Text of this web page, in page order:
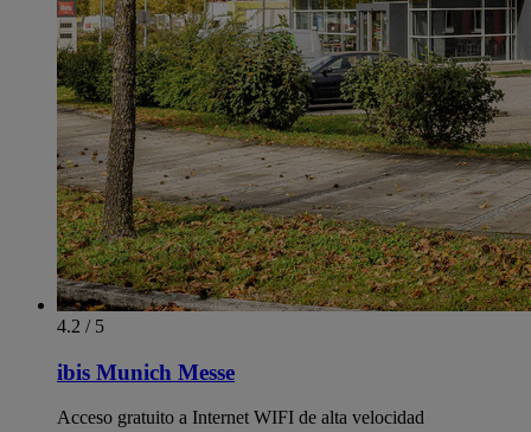
4.2 / 5
ibis Munich Messe
Acceso gratuito a Internet WIFI de alta velocidad